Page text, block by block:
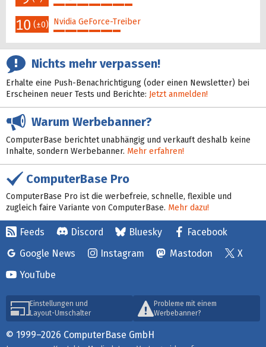
40%
10 (±0) Nvidia GeForce-Treiber
34%
Nichts mehr verpassen!
Erhalte eine Push-Benachrichtigung (oder einen Newsletter) bei
Erscheinen neuer Tests und Berichte: Jetzt anmelden!
Warum Werbebanner?
ComputerBase berichtet unabhängig und verkauft deshalb keine
Inhalte, sondern Werbebanner. Mehr erfahren!
ComputerBase Pro
ComputerBase Pro ist die werbefreie, schnelle, flexible und
zugleich faire Variante von ComputerBase. Mehr dazu!
Feeds Discord Bluesky
Facebook
Google News
Instagram Mastodon
X
YouTube
Einstellungen und
Layout-Umschalter
Probleme mit einem
Werbebanner?
© 1999–2026 ComputerBase GmbH